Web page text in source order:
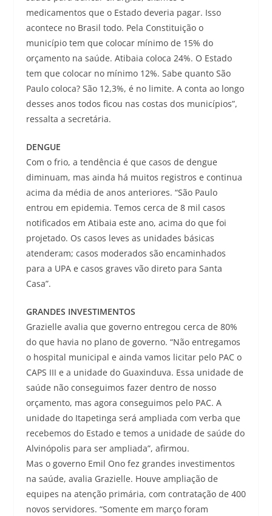
medicamentos que o Estado deveria pagar. Isso
acontece no Brasil todo. Pela Constituição o
município tem que colocar mínimo de 15% do
orçamento na saúde. Atibaia coloca 24%. O Estado
tem que colocar no mínimo 12%. Sabe quanto São
Paulo coloca? São 12,3%, é no limite. A conta ao longo
desses anos todos ficou nas costas dos municípios”,
ressalta a secretária.
DENGUE
Com o frio, a tendência é que casos de dengue
diminuam, mas ainda há muitos registros e continua
acima da média de anos anteriores. “São Paulo
entrou em epidemia. Temos cerca de 8 mil casos
notificados em Atibaia este ano, acima do que foi
projetado. Os casos leves as unidades básicas
atenderam; casos moderados são encaminhados
para a UPA e casos graves vão direto para Santa
Casa”.
GRANDES INVESTIMENTOS
Grazielle avalia que governo entregou cerca de 80%
do que havia no plano de governo. “Não entregamos
o hospital municipal e ainda vamos licitar pelo PAC o
CAPS III e a unidade do Guaxinduva. Essa unidade de
saúde não conseguimos fazer dentro de nosso
orçamento, mas agora conseguimos pelo PAC. A
unidade do Itapetinga será ampliada com verba que
recebemos do Estado e temos a unidade de saúde do
Alvinópolis para ser ampliada”, afirmou.
Mas o governo Emil Ono fez grandes investimentos
na saúde, avalia Grazielle. Houve ampliação de
equipes na atenção primária, com contratação de 400
novos servidores. “Somente em março foram